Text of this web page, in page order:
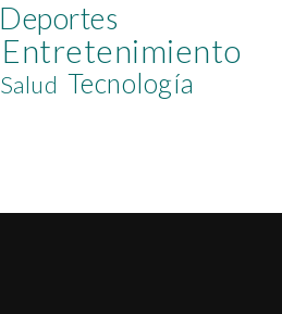
Deportes
Entretenimiento
Salud Tecnología